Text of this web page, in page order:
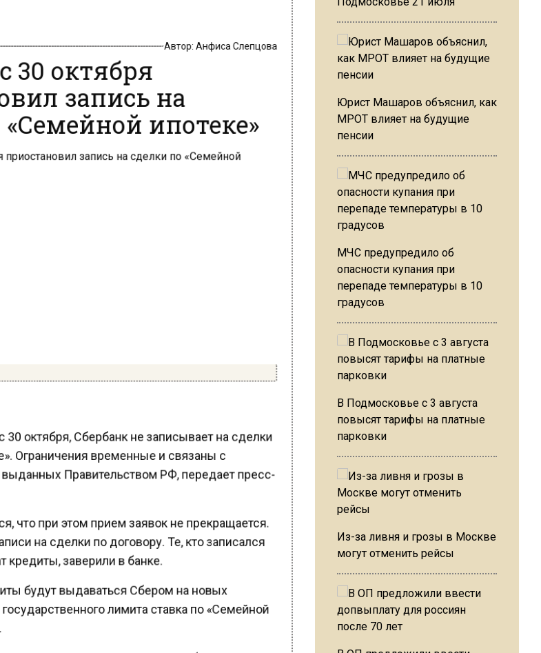
30 октября
запись на
ипотеке»
30 октября, Сбербанк не записывает на сделки
Ограничения временные и связаны с
Правительством РФ, передает пресс-
что при этом прием заявок не прекращается.
на сделки по договору. Те, кто записался
кредиты, заверили в банке.
будут выдаваться Сбером на новых
лимита ставка по «Семейной
Юрист Машаров объяснил, как
МРОТ влияет на будущие
пенсии
МЧС предупредило об
опасности купания при
перепаде температуры в 10
градусов
В Подмосковье с 3 августа
повысят тарифы на платные
парковки
Из-за ливня и грозы в Москве
могут отменить рейсы